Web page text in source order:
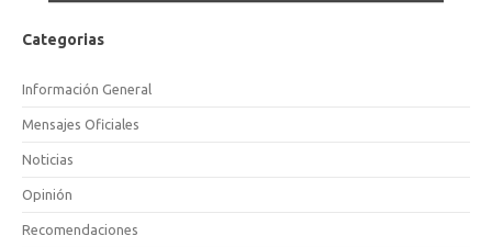
Categorias
Información General
Mensajes Oficiales
Noticias
Opinión
Recomendaciones